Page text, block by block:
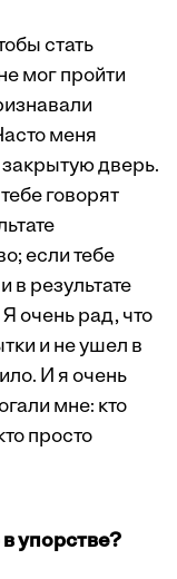
стать
мог пройти
меня
дверь.
говорят
если тебе
в результате
очень рад, что
и не ушел в
И я очень
мне: кто
просто
упорстве?